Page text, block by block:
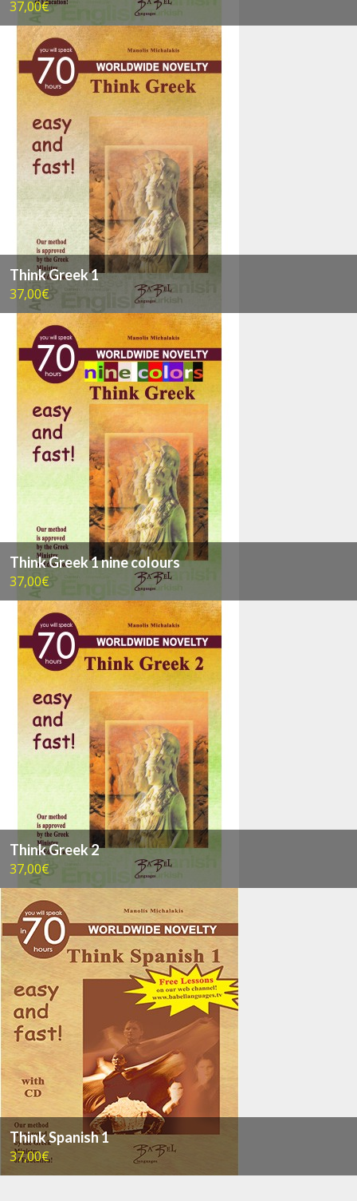
37,00€
Think Greek 1
37,00€
Think Greek 1 nine colours
37,00€
Think Greek 2
37,00€
Think Spanish 1
37,00€